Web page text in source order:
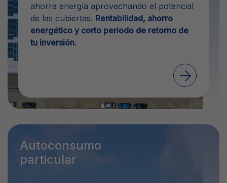
ahorra energía aprovechando el potencial
de las cubiertas. Rentabilidad, ahorro
energético y corto periodo de retorno de
tu inversión.
Autoconsumo
particular